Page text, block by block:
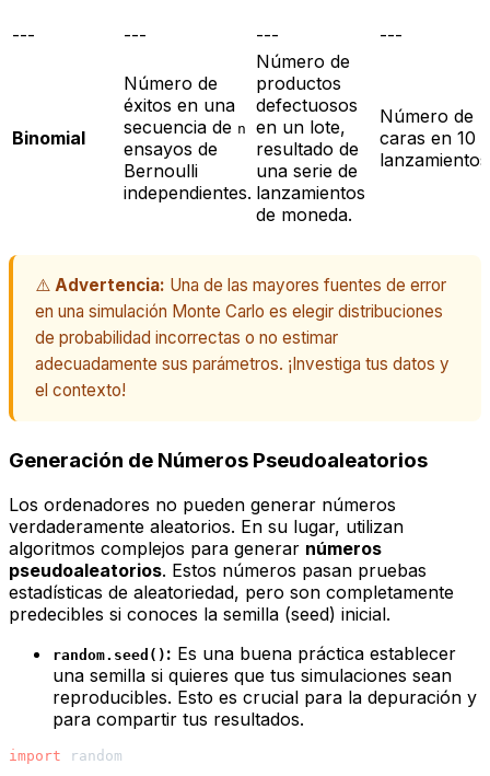
--- --- --- ---
Binomial
Número de
éxitos en una
secuencia de n
ensayos de
Bernoulli
independientes.
Número de
productos
defectuosos
en un lote,
resultado de
una serie de
lanzamientos
de moneda.
Número de
caras en 10
⚠️ Advertencia: Una de las mayores fuentes de error
en una simulación Monte Carlo es elegir distribuciones
de probabilidad incorrectas o no estimar
adecuadamente sus parámetros. ¡Investiga tus datos y
el contexto!
Generación de Números Pseudoaleatorios
Los ordenadores no pueden generar números
verdaderamente aleatorios. En su lugar, utilizan
algoritmos complejos para generar números
pseudoaleatorios. Estos números pasan pruebas
estadísticas de aleatoriedad, pero son completamente
predecibles si conoces la semilla (seed) inicial.
random.seed() : Es una buena práctica establecer
una semilla si quieres que tus simulaciones sean
reproducibles. Esto es crucial para la depuración y
para compartir tus resultados.
import random